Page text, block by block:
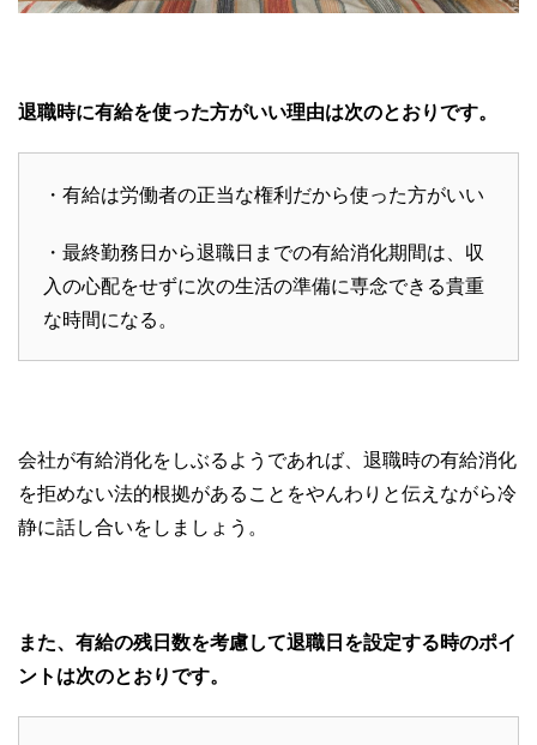
退職時に有給を使った方がいい理由は次のとおりです。
・有給は労働者の正当な権利だから使った方がいい
・最終勤務日から退職日までの有給消化期間は、収
入の心配をせずに次の生活の準備に専念できる貴重
な時間になる。
会社が有給消化をしぶるようであれば、退職時の有給消化
を拒めない法的根拠があることをやんわりと伝えながら冷
静に話し合いをしましょう。
また、有給の残日数を考慮して退職日を設定する時のポイ
ントは次のとおりです。